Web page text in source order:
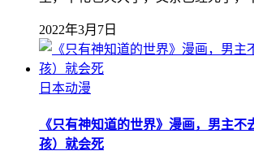
2022年3月7日
日本动漫
《只有神知道的世界》漫画，男主不
孩）就会死